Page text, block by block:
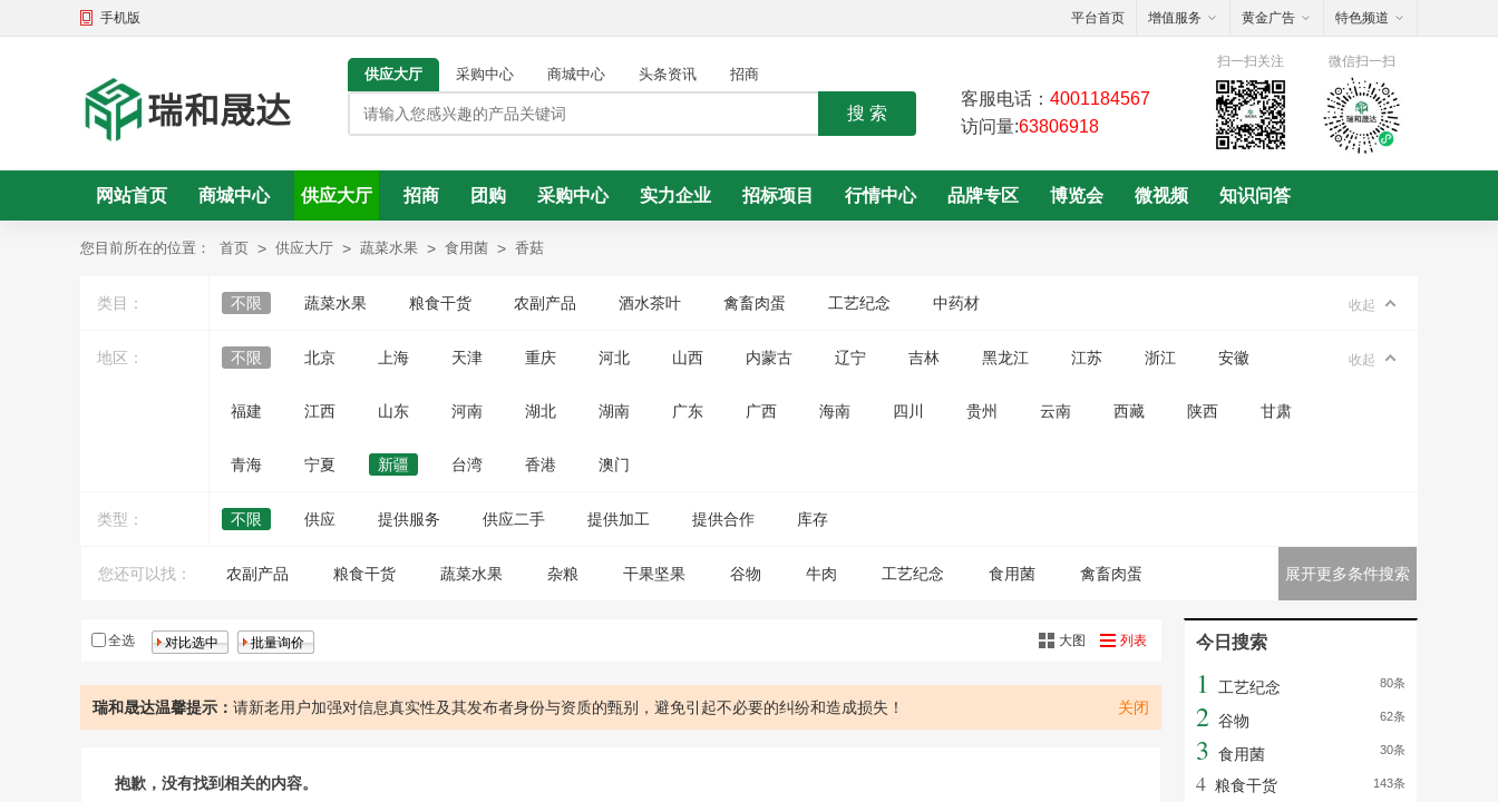
手机版 平台首页 增值服务 黄金广告 特色频道
供应大厅 采购中心 商城中心 头条资讯 招商
搜 索
客服电话： 4001184567
访问量:63806918
微信扫一扫
扫一扫关注
网站首页 商城中心 供应大厅 招商 团购 采购中心 实力企业 招标项目 行情中心 品牌专区 博览会 微视频 知识问答
头条资讯
您目前所在的位置： 首页 > 供应大厅 > 蔬菜水果 > 食用菌 > 香菇
类目： 不限 蔬菜水果 粮食干货 农副产品 酒水茶叶 禽畜肉蛋 工艺纪念 中药材 收起
地区： 不限 北京 上海 天津 重庆 河北 山西 内蒙古 辽宁 吉林 黑龙江 江苏 浙江 安徽
福建 江西 山东 河南 湖北 湖南 广东 广西 海南 四川 贵州 云南 西藏 陕西 甘肃
青海 宁夏 新疆 台湾 香港 澳门
收起
类型： 不限 供应 提供服务 供应二手 提供加工 提供合作 库存
您还可以找： 农副产品 粮食干货 蔬菜水果 杂粮 干果坚果 谷物 牛肉 工艺纪念 食用菌 禽畜肉蛋 展开更多条件搜索
全选 大图 列表
瑞和晟达温馨提示： 请新老用户加强对信息真实性及其发布者身份与资质的甄别，避免引起不必要的纠纷和造成损失！ 关闭
抱歉，没有找到相关的内容。
今日搜索
1 工艺纪念 80条
2 谷物 62条
3 食用菌 30条
4 粮食干货 143条